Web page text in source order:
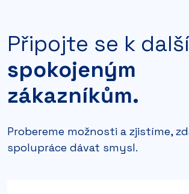
Připojte se k
spokojeným
zákazníkům.
Probereme možnosti a zjistíme,
spolupráce dávat smysl.